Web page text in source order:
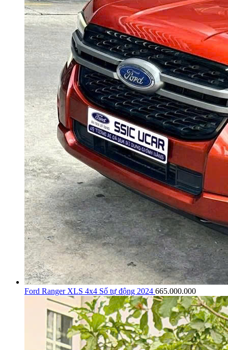
Ford Ranger XLS 4x4 Số tự động 2024 665.000.000